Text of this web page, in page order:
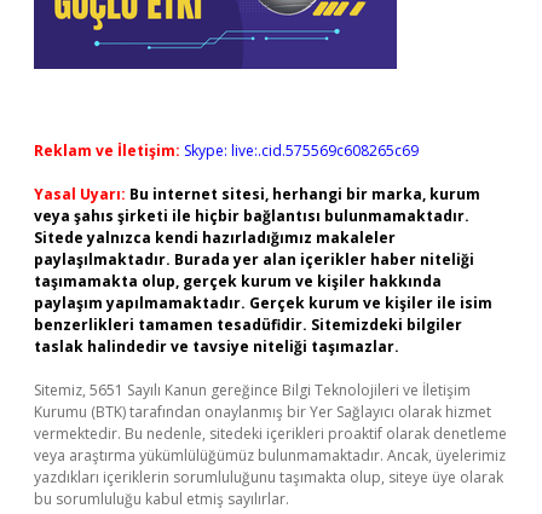
Reklam ve İletişim: Skype: live:.cid.575569c608265c69
Yasal Uyarı: Bu internet sitesi, herhangi bir marka, kurum
veya şahıs şirketi ile hiçbir bağlantısı bulunmamaktadır.
Sitede yalnızca kendi hazırladığımız makaleler
paylaşılmaktadır. Burada yer alan içerikler haber niteliği
taşımamakta olup, gerçek kurum ve kişiler hakkında
paylaşım yapılmamaktadır. Gerçek kurum ve kişiler ile isim
benzerlikleri tamamen tesadüfidir. Sitemizdeki bilgiler
taslak halindedir ve tavsiye niteliği taşımazlar.
Sitemiz, 5651 Sayılı Kanun gereğince Bilgi Teknolojileri ve İletişim
Kurumu (BTK) tarafından onaylanmış bir Yer Sağlayıcı olarak hizmet
vermektedir. Bu nedenle, sitedeki içerikleri proaktif olarak denetleme
veya araştırma yükümlülüğümüz bulunmamaktadır. Ancak, üyelerimiz
yazdıkları içeriklerin sorumluluğunu taşımakta olup, siteye üye olarak
bu sorumluluğu kabul etmiş sayılırlar.